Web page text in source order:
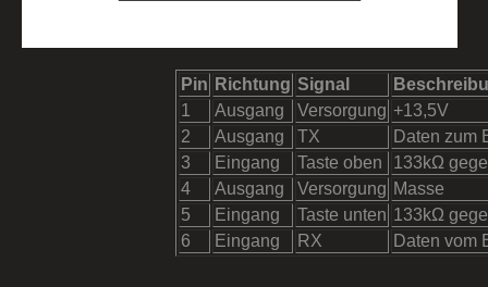
Pin Richtung Signal
1
Ausgang Versorgung +13,5V
2
Ausgang TX
Daten zum
3
Eingang Taste oben
133kΩ
4
Ausgang Versorgung Masse
5
Eingang Taste unten 133kΩ
6
Eingang RX Daten vom